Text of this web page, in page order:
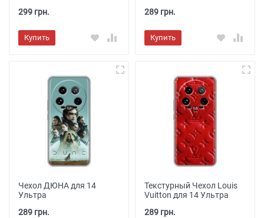
299 грн.
Купить
289 грн.
Купить
Чехол ДЮНА для 14
Ультра
289 грн.
Текстурный Чехол Louis
Vuitton для 14 Ультра
289 грн.